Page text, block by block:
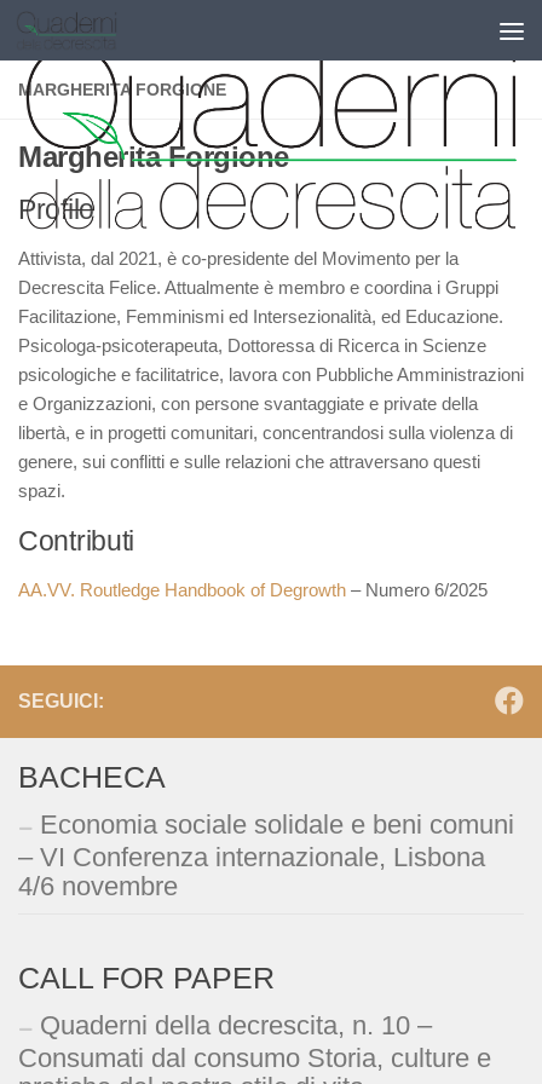
Salta al contenuto
MARGHERITA FORGIONE
Margherita Forgione
Profilo
Attivista, dal 2021, è co-presidente del Movimento per la
Decrescita Felice. Attualmente è membro e coordina i Gruppi
Facilitazione, Femminismi ed Intersezionalità, ed Educazione.
Psicologa-psicoterapeuta, Dottoressa di Ricerca in Scienze
psicologiche e facilitatrice, lavora con Pubbliche Amministrazioni
e Organizzazioni, con persone svantaggiate e private della
libertà, e in progetti comunitari, concentrandosi sulla violenza di
genere, sui conflitti e sulle relazioni che attraversano questi
spazi.
Contributi
AA.VV. Routledge Handbook of Degrowth – Numero 6/2025
SEGUICI:
BACHECA
Economia sociale solidale e beni comuni
– VI Conferenza internazionale, Lisbona
4/6 novembre
CALL FOR PAPER
Quaderni della decrescita, n. 10 –
Consumati dal consumo Storia, culture e